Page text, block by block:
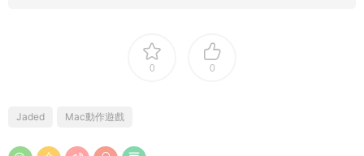
0 0
Jaded Mac動作遊戲